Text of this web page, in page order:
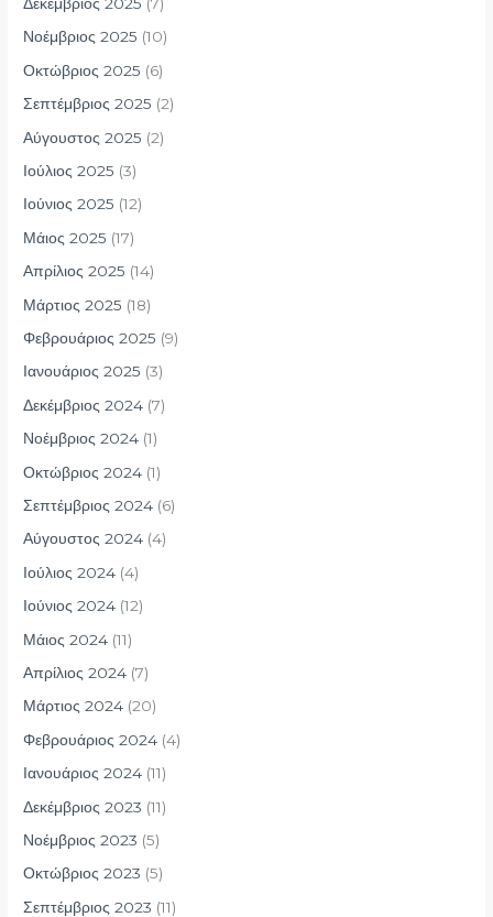
Νοέμβριος 2025 (10)
Οκτώβριος 2025 (6)
Σεπτέμβριος 2025 (2)
Αύγουστος 2025 (2)
Ιούλιος 2025 (3)
Ιούνιος 2025 (12)
Μάιος 2025 (17)
Απρίλιος 2025 (14)
Μάρτιος 2025 (18)
Φεβρουάριος 2025 (9)
Ιανουάριος 2025 (3)
Δεκέμβριος 2024 (7)
Νοέμβριος 2024 (1)
Οκτώβριος 2024 (1)
Σεπτέμβριος 2024 (6)
Αύγουστος 2024 (4)
Ιούλιος 2024 (4)
Ιούνιος 2024 (12)
Μάιος 2024 (11)
Απρίλιος 2024 (7)
Μάρτιος 2024 (20)
Φεβρουάριος 2024 (4)
Ιανουάριος 2024 (11)
Δεκέμβριος 2023 (11)
Νοέμβριος 2023 (5)
Οκτώβριος 2023 (5)
Σεπτέμβριος 2023 (11)